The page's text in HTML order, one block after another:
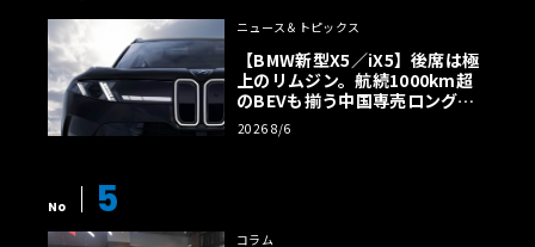
ニュース＆トピックス
【BMW新型X5／iX5】後席は極
上のリムジン。航続1000km超
のBEVも揃う中国専売ロング仕
様の全貌
2026 8/6
No 5
コラム